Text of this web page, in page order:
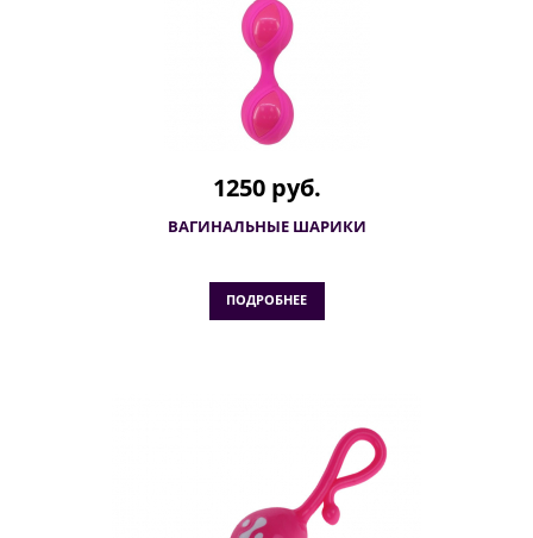
1250 руб.
ВАГИНАЛЬНЫЕ ШАРИКИ
ПОДРОБНЕЕ